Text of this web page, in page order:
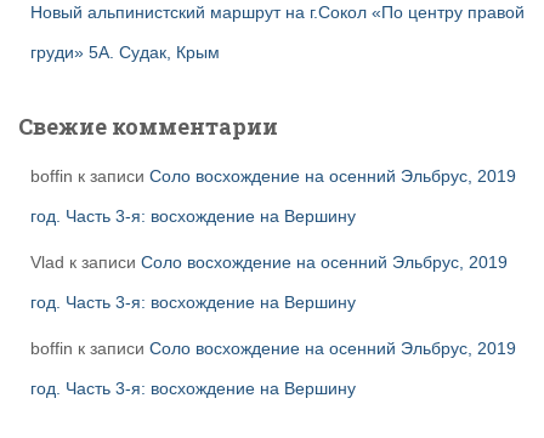
Новый альпинистский маршрут на г.Сокол «По центру правой
груди» 5А. Судак, Крым
Свежие комментарии
boffin к записи Соло восхождение на осенний Эльбрус, 2019
год. Часть 3-я: восхождение на Вершину
Vlad к записи Соло восхождение на осенний Эльбрус, 2019
год. Часть 3-я: восхождение на Вершину
boffin к записи Соло восхождение на осенний Эльбрус, 2019
год. Часть 3-я: восхождение на Вершину